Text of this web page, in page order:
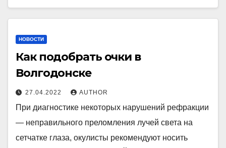
НОВОСТИ
Как подобрать очки в
Волгодонске
27.04.2022 AUTHOR
При диагностике некоторых нарушений рефракции
— неправильного преломления лучей света на
сетчатке глаза, окулисты рекомендуют носить